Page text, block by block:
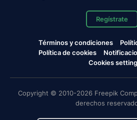
Regístrate
Términos y condiciones
Política de cookies
Cookies
Copyright © 2010-2026 Freepik
derechos